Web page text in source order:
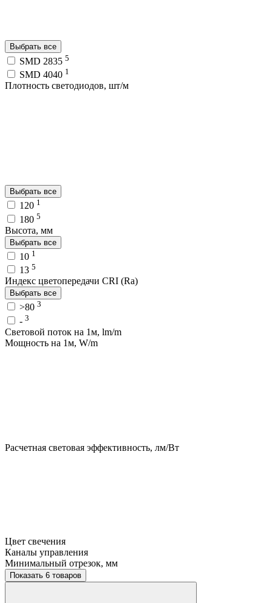
Выбрать все
SMD 2835 5
SMD 4040 1
Плотность светодиодов, шт/м
Выбрать все
120 1
180 5
Высота, мм
Выбрать все
10 1
13 5
Индекс цветопередачи CRI (Ra)
Выбрать все
>80 3
- 3
Световой поток на 1м, lm/m
Мощность на 1м, W/m
Расчетная световая эффективность, лм/Вт
Цвет свечения
Каналы управления
Минимальный отрезок, мм
Показать 6 товаров